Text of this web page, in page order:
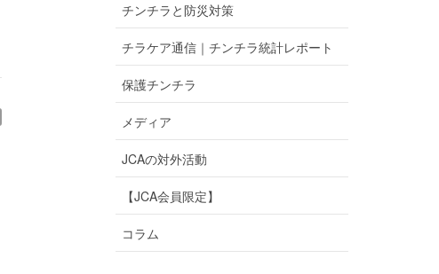
チンチラと防災対策
チラケア通信｜チンチラ統計レポート
保護チンチラ
メディア
JCAの対外活動
【JCA会員限定】
コラム